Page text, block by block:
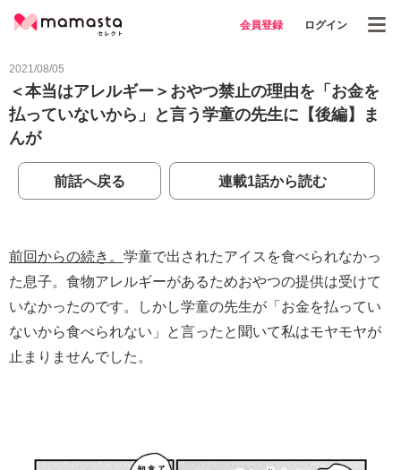
会員登録 ログイン
2021/08/05
＜本当はアレルギー＞おやつ禁止の理由を「お金を
払っていないから」と言う学童の先生に【後編】ま
んが
前話へ戻る 連載1話から読む
前回からの続き。 学童で出されたアイスを食べられなかっ
た息子。食物アレルギーがあるためおやつの提供は受けて
いなかったのです。しかし学童の先生が「お金を払ってい
ないから食べられない」と言ったと聞いて私はモヤモヤが
止まりませんでした。